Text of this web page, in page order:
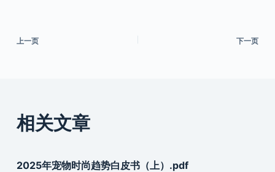
上一页 下一页
相关文章
2025年宠物时尚趋势白皮书（上）.pdf